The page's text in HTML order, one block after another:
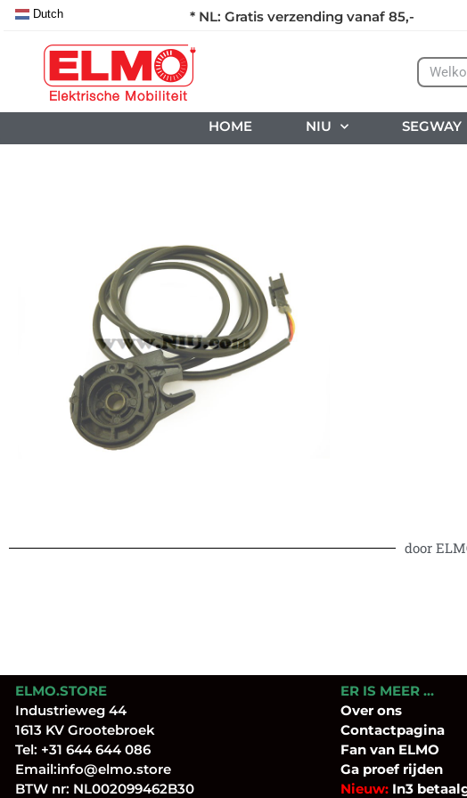
* NL: Gratis verzending vanaf 85,-
Dutch
HOME NIU SEGWAY
door
ELMO.STORE
Industrieweg 44
1613 KV Grootebroek
Tel: +31 644 644 086
Email:info@elmo.store
BTW nr: NL002099462B30
ER IS MEER …
Over ons
Contactpagina
Fanvan ELMO
Ga proef rijden
Nieuw:In3